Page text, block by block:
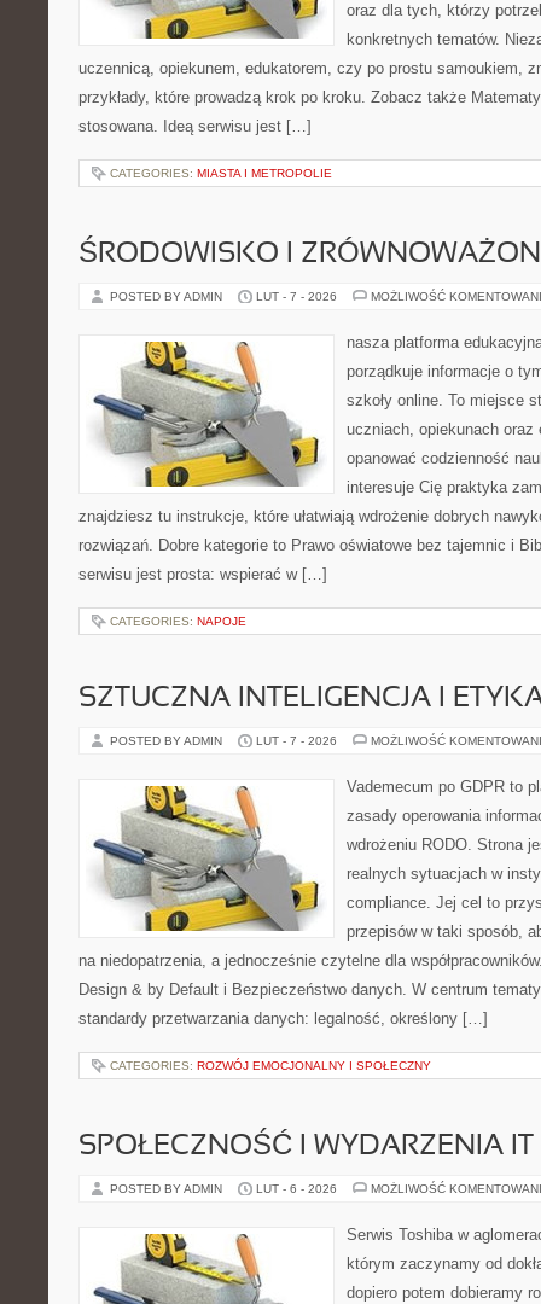
oraz dla tych, którzy
konkretnych tematów.
uczennicą, opiekunem, edukatorem, czy po prostu samoukiem,
przykłady, które prowadzą krok po kroku. Zobacz także
stosowana. Ideą serwisu jest […]
CATEGORIES: MIASTA I METROPOLIE
ŚRODOWISKO I
POSTED BY ADMIN LUT - 7 - 2026 MOŻLIWOŚĆ
nasza platforma
porządkuje informacje o
szkoły online. To miejsce
uczniach, opiekunach
opanować codzienność
interesuje Cię praktyka
znajdziesz tu instrukcje, które ułatwiają wdrożenie dobrych
rozwiązań. Dobre kategorie to Prawo oświatowe bez tajemnic i
serwisu jest prosta: wspierać w […]
CATEGORIES: NAPOJE
SZTUCZNA INTELIGENCJA I
POSTED BY ADMIN LUT - 7 - 2026 MOŻLIWOŚĆ
Vademecum po GDPR to
zasady operowania
wdrożeniu RODO. Strona
realnych sytuacjach w
compliance. Jej cel to
przepisów w taki sposób,
na niedopatrzenia, a jednocześnie czytelne dla
Design & by Default i Bezpieczeństwo danych. W centrum
standardy przetwarzania danych: legalność, określony […]
CATEGORIES: ROZWÓJ EMOCJONALNY I SPOŁECZNY
SPOŁECZNOŚĆ I WYDARZENIA IT
POSTED BY ADMIN LUT - 6 - 2026 MOŻLIWOŚĆ
Serwis Toshiba w
którym zaczynamy od
dopiero potem dobieramy